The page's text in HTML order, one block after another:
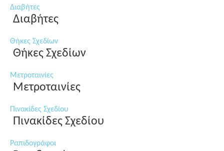
Διαβήτες
Διαβήτες
Θήκες Σχεδίων
Θήκες Σχεδίων
Μετροταινίες
Μετροταινίες
Πινακίδες Σχεδίου
Πινακίδες Σχεδίου
Ραπιδογράφοι